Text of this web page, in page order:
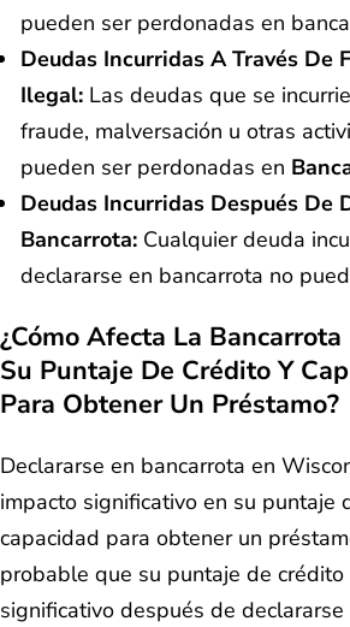
pueden ser perdonadas en
Deudas Incurridas A Través De
Ilegal: Las deudas que se
fraude, malversación u otras
pueden ser perdonadas en
Deudas Incurridas Después De
Bancarrota: Cualquier deuda
declararse en bancarrota no
¿Cómo Afecta La
Su Puntaje De Crédito Y
Para Obtener Un Préstamo?
Declararse en bancarrota en
impacto significativo en su puntaje
capacidad para obtener un
probable que su puntaje de
significativo después de